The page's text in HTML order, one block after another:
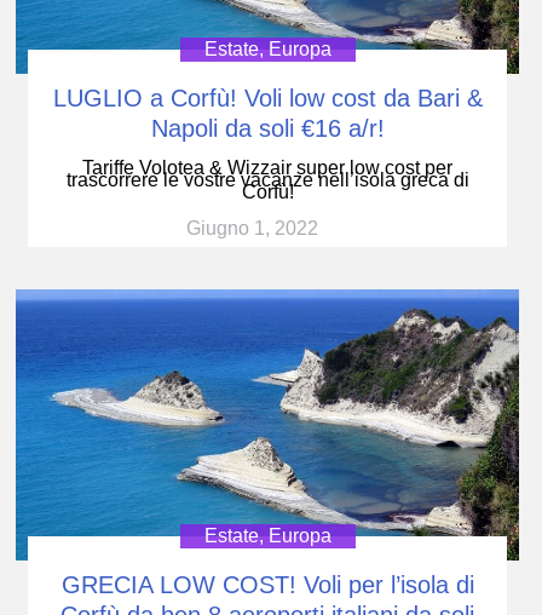
Estate,Europa
LUGLIO a Corfù! Voli low cost da Bari &
Napoli da soli €16 a/r!
Tariffe Volotea & Wizzair super low cost per
trascorrere le vostre vacanze nell’isola greca di
Corfù!
Giugno 1, 2022
Estate,Europa
GRECIA LOW COST! Voli per l’isola di